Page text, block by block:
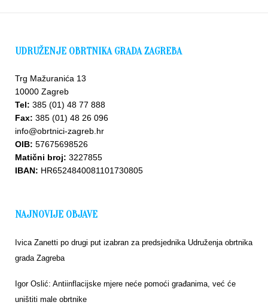
UDRUŽENJE OBRTNIKA GRADA ZAGREBA
Trg Mažuranića 13
10000 Zagreb
Tel: 385 (01) 48 77 888
Fax: 385 (01) 48 26 096
info@obrtnici-zagreb.hr
OIB: 57675698526
Matični broj: 3227855
IBAN: HR6524840081101730805
NAJNOVIJE OBJAVE
Ivica Zanetti po drugi put izabran za predsjednika Udruženja obrtnika
grada Zagreba
Igor Oslić: Antiinflacijske mjere neće pomoći građanima, već će
uništiti male obrtnike